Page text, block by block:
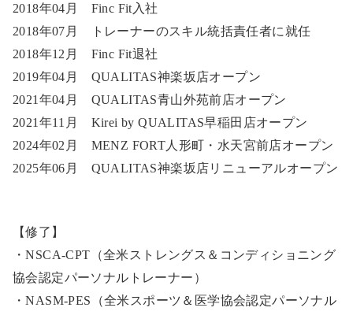
2018年04月 Finc Fit入社
2018年07月 トレーナーのスキル統括責任者に就任
2018年12月 Finc Fit退社
2019年04月 QUALITAS神楽坂店オープン
2021年04月 QUALITAS青山外苑前店オープン
2021年11月 Kirei by QUALITAS早稲田店オープン
2024年02月 MENZ FORT人形町・水天宮前店オープン
2025年06月 QUALITAS神楽坂店リニューアルオープン
【修了】
・NSCA-CPT（全米ストレングス＆コンディショニング
協会認定パーソナルトレーナー）
・NASM-PES（全米スポーツ＆医学協会認定パーソナル